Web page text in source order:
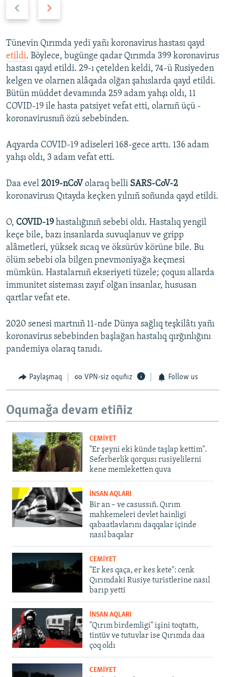
v
i
o
u
s
s
l
d
e
s
l
i
d
e
Tünevin Qırımda yedi yañı koronavirus hastası qayd
etildi. Böylece, bugünge qadar Qırımda 399 koronavirus
hastası qayd etildi. 29-ı çetelden keldi, 74-ü Rusiyeden
kelgen ve olarnen alâqada olğan şahıslarda qayd etildi.
Bütün müddet devamında 259 adam yahşı oldı, 11
COVID-19 ile hasta patsiyet vefat etti, olarnıñ üçü -
koronavirusnıñ özü sebebinden.
Aqyarda COVID-19 adiseleri 168-gece arttı. 136 adam
yahşı oldı, 3 adam vefat etti.
Daa evel 2019-nCoV olaraq belli SARS-CoV-2
koronavirusı Qıtayda keçken yılnıñ soñunda qayd etildi.
O, COVID-19 hastalığınıñ sebebi oldı. Hastalıq yengil
keçe bile, bazı insanlarda suvuqlanuv ve gripp
alâmetleri, yüksek sıcaq ve öksürüv körüne bile. Bu
ölüm sebebi ola bilgen pnevmoniyağa keçmesi
mümkün. Hastalarnıñ ekseriyeti tüzele; çoqusı allarda
immunitet sisteması zayıf olğan insanlar, hususan
qartlar vefat ete.
2020 senesi martnıñ 11-nde Dünya sağlıq teşkilâtı yañı
koronavirus sebebinden başlağan hastalıq qırğınlığını
pandemiya olaraq tanıdı.
Paylaşmaq VPN-siz oquñız Follow us
Oqumağa devam etiñiz
CEMİYET
"Er şeyni eki künde taşlap kettim".
Seferberlik qorqusı rusiyelilerni
kene memleketten quva
İNSAN AQLARI
Bir an – ve casussıñ. Qırım
mahkemeleri devlet hainligi
qabaatlavlarını daqqalar içinde
nasıl baqalar
CEMİYET
"Er kes qaça, er kes kete": cenk
Qırımdaki Rusiye turistlerine nasıl
barıp yetti
İNSAN AQLARI
"Qırım birdemligi" işini toqtattı,
tintüv ve tutuvlar ise Qırımda daa
çoq oldı
CEMİYET